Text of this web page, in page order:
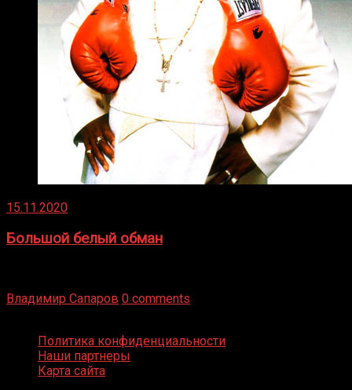
15.11.2020
Большой белый обман
Владимир Сапаров 0 comments
Политика конфиденциальности
Наши партнеры
Карта сайта